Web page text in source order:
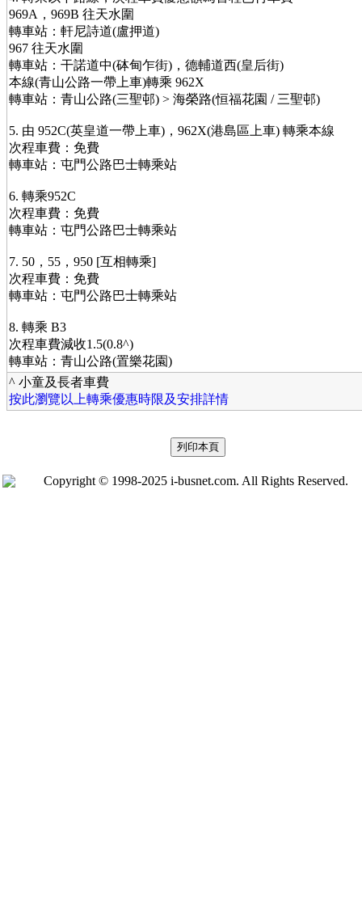
969A，969B 往天水圍
轉車站：軒尼詩道(盧押道)
967 往天水圍
轉車站：干諾道中(砵甸乍街)，德輔道西(皇后街)
本線(青山公路一帶上車)轉乘 962X
轉車站：青山公路(三聖邨) > 海榮路(恒福花園 / 三聖邨)
5. 由 952C(英皇道一帶上車)，962X(港島區上車) 轉乘本線
次程車費：免費
轉車站：屯門公路巴士轉乘站
6. 轉乘952C
次程車費：免費
轉車站：屯門公路巴士轉乘站
7. 50，55，950 [互相轉乘]
次程車費：免費
轉車站：屯門公路巴士轉乘站
8. 轉乘 B3
次程車費減收1.5(0.8^)
轉車站：青山公路(置樂花園)
^ 小童及長者車費
按此瀏覽以上轉乘優惠時限及安排詳情
Copyright © 1998-2025 i-busnet.com. All Rights Reserved.